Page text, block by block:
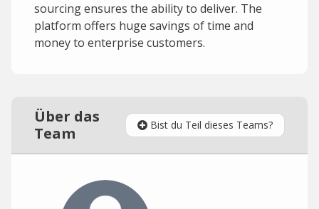
sourcing ensures the ability to deliver. The
platform offers huge savings of time and
money to enterprise customers.
Über das
Team
Bist du Teil dieses Teams?